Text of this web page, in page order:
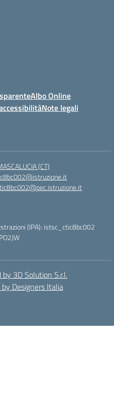
Albo Online
Note legali
(CT)
(IPA): istsc_ctic8bc002
3D Solution S.r.l.
Designers Italia